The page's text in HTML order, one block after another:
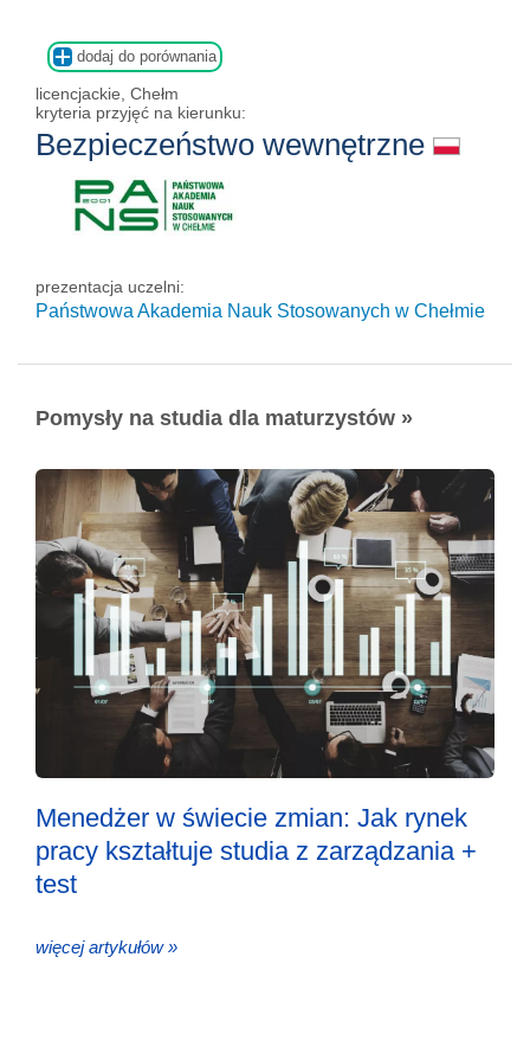
dodaj do porównania
licencjackie, Chełm
kryteria przyjęć na kierunku:
Bezpieczeństwo wewnętrzne
prezentacja uczelni:
Państwowa Akademia Nauk Stosowanych w Chełmie
Pomysły na studia dla maturzystów »
Menedżer w świecie zmian: Jak rynek
pracy kształtuje studia z zarządzania +
test
więcej artykułów »